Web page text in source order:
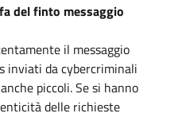
del finto messaggio
il messaggio
inviati da cybercriminali
piccoli. Se si hanno
delle richieste